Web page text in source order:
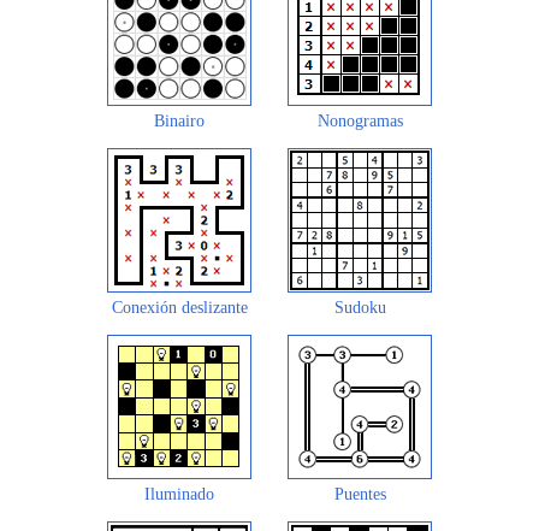
Binairo Nonogramas
Conexión deslizante Sudoku
Iluminado Puentes